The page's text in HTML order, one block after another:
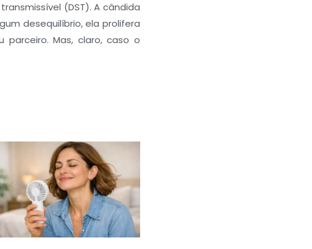
(DST). A cândida
desequilíbrio, ela prolifera
Mas, claro, caso o